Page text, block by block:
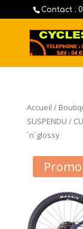
Contact :
Accueil /
SUSPENDU /
´n´glossy
Promo